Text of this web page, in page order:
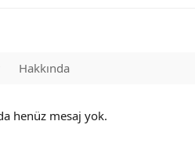
Hakkında
henüz mesaj yok.